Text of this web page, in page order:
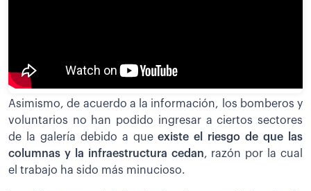
Asimismo, de acuerdo a la información, los bomberos y
voluntarios no han podido ingresar a ciertos sectores
de la galería debido a queexiste el riesgo de que las
columnas y la infraestructura cedan, razón por la cual
el trabajo ha sido más minucioso.